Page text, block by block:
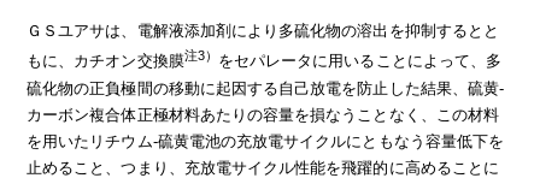
ＧＳユアサは、電解液添加剤により多硫化物の溶出を抑制するとと
もに、カチオン交換膜注3） をセパレータに用いることによって、多
硫化物の正負極間の移動に起因する自己放電を防止した結果、硫黄‐
カーボン複合体正極材料あたりの容量を損なうことなく、この材料
を用いたリチウム‐硫黄電池の充放電サイクルにともなう容量低下を
止めること、つまり、充放電サイクル性能を飛躍的に高めることに